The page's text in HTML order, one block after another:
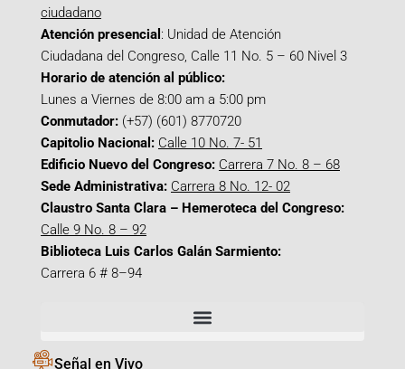
ciudadano
Atención presencial : Unidad de Atención
Ciudadana del Congreso, Calle 11 No. 5 – 60 Nivel 3
Horario de atención al público:
Lunes a Viernes de 8:00 am a 5:00 pm
Conmutador: (+57) (601) 8770720
Capitolio Nacional: Calle 10 No. 7- 51
Edificio Nuevo del Congreso: Carrera 7 No. 8 – 68
Sede Administrativa: Carrera 8 No. 12- 02
Claustro Santa Clara – Hemeroteca del Congreso:
Calle 9 No. 8 – 92
Biblioteca Luis Carlos Galán Sarmiento:
Carrera 6 # 8–94
Señal en Vivo